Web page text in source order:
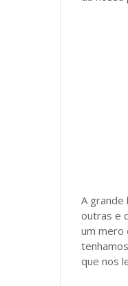
A grande
outras e
um mero
que nos